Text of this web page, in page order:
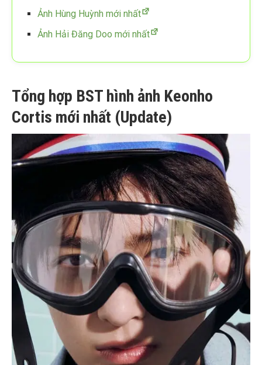
Ảnh Hùng Huỳnh mới nhất
Ảnh Hải Đăng Doo mới nhất
Tổng hợp BST hình ảnh Keonho
Cortis mới nhất (Update)